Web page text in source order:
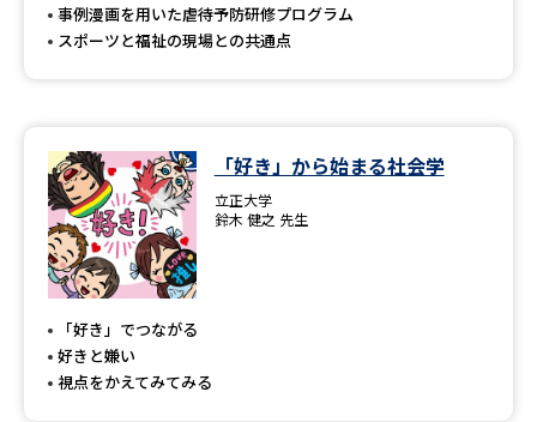
事例漫画を用いた虐待予防研修プログラム
スポーツと福祉の現場との共通点
「好き」から始まる社会学
立正大学
鈴木 健之 先生
「好き」でつながる
好きと嫌い
視点をかえてみてみる